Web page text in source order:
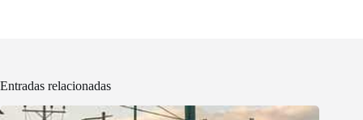
Entradas relacionadas